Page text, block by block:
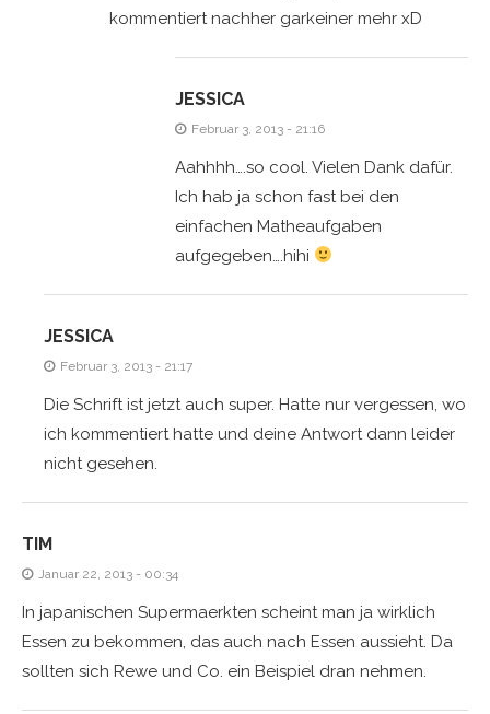
kommentiert nachher garkeiner mehr xD
JESSICA
Februar 3, 2013 - 21:16
Aahhhh….so cool. Vielen Dank dafür.
Ich hab ja schon fast bei den
einfachen Matheaufgaben
aufgegeben….hihi
JESSICA
Februar 3, 2013 - 21:17
Die Schrift ist jetzt auch super. Hatte nur vergessen, wo
ich kommentiert hatte und deine Antwort dann leider
nicht gesehen.
TIM
Januar 22, 2013 - 00:34
In japanischen Supermaerkten scheint man ja wirklich
Essen zu bekommen, das auch nach Essen aussieht. Da
sollten sich Rewe und Co. ein Beispiel dran nehmen.